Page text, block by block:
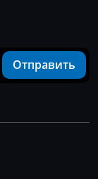
Отправить